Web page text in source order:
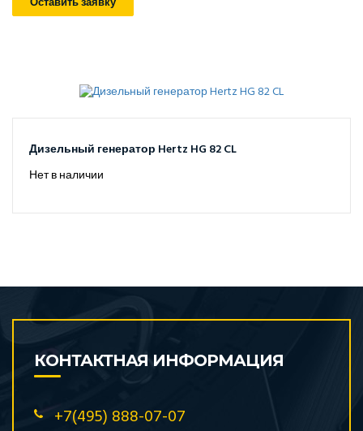
Дизельный генератор Hertz HG 82 CL
Нет в наличии
КОНТАКТНАЯ ИНФОРМАЦИЯ
+7(495) 888-07-07